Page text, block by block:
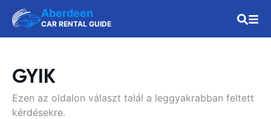
Aberdeen
CAR RENTAL GUIDE
GYIK
Ezen az oldalon választ talál a leggyakrabban feltett
kérdésekre.